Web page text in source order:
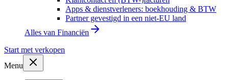
Apps & dienstverleners: boekhouding & BTW
Partner gevestigd in een niet-EU land
Alles van Financiën
Start met verkopen
Menu